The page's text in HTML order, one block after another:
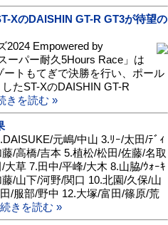
XのDAISHIN GT-R GT3が待望の
Empowered by
ーパー耐久5Hours Race」は
トもてぎで決勝を行い、ポール
たST-XのDAISHIN GT-R
きを読む »
元嶋/中山 3.ﾘｰ/太田/ﾃﾞｨ
/高橋/吉本 5.植松/松田/佐藤/名取
大草 7.田中/平峰/大木 8.山脇/ｳｫｰｷ
/山下/河野/関口 10.北園/久保/山
/服部/野中 12.大塚/富田/篠原/荒
続きを読む »